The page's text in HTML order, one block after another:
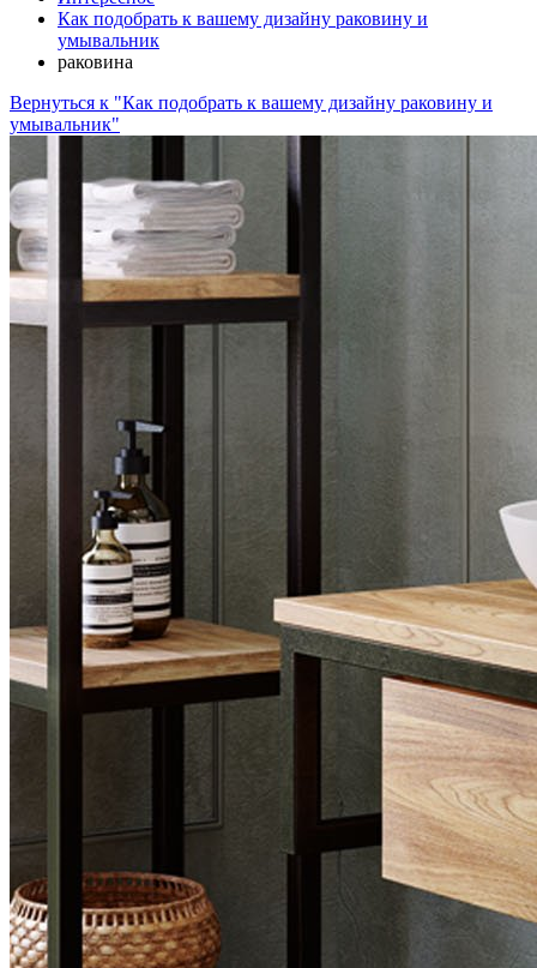
Как подобрать к вашему дизайну раковину и
умывальник
раковина
Вернуться к "Как подобрать к вашему дизайну раковину и
умывальник"